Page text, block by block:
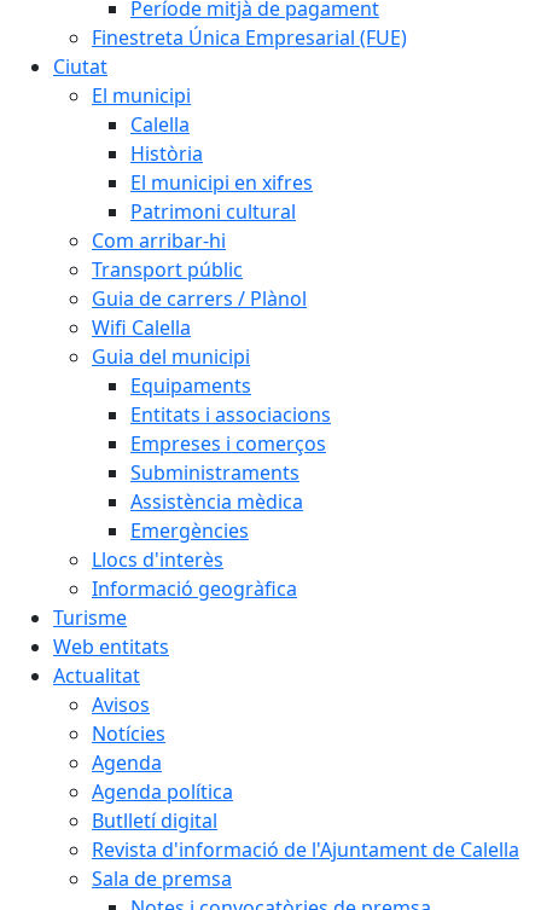
Període mitjà de pagament
Finestreta Única Empresarial (FUE)
Ciutat
El municipi
Calella
Història
El municipi en xifres
Patrimoni cultural
Com arribar-hi
Transport públic
Guia de carrers / Plànol
Wifi Calella
Guia del municipi
Equipaments
Entitats i associacions
Empreses i comerços
Subministraments
Assistència mèdica
Emergències
Llocs d'interès
Informació geogràfica
Turisme
Web entitats
Actualitat
Avisos
Notícies
Agenda
Agenda política
Butlletí digital
Revista d'informació de l'Ajuntament de Calella
Sala de premsa